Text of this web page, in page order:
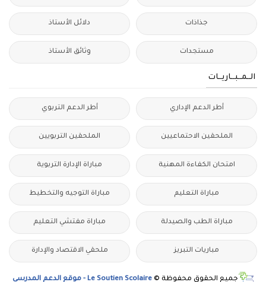
جذاذات دلائل الأستاذ
مستجدات وثائق الأستاذ
الــمــبــاريــات
أطر الدعم الإداري أطر الدعم التربوي
الملحقين الاحتماعيين الملحقين التربويين
امتحان الكفاءة المهنية مباراة الإدارة التربوية
مباراة التعليم مباراة التوجيه والتخطيط
مباراة الطب والصيدلة مباراة مفتشي التعليم
مباريات التبريز ملحقي الاقتصاد والإدارة
جميع الحقوق محفوظة © Le Soutien Scolaire - موقع الدعم المدرسي